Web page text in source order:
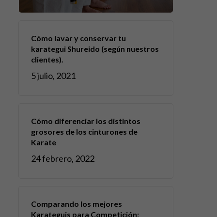
Cómo lavar y conservar tu
karategui Shureido (según nuestros
clientes).
5 julio, 2021
Cómo diferenciar los distintos
grosores de los cinturones de
Karate
24 febrero, 2022
Comparando los mejores
Karateguis para Competición: